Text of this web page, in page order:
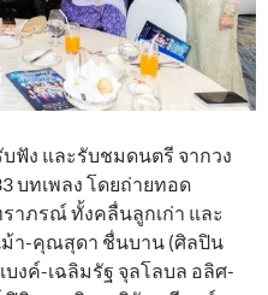
ฟัง และรับชมดนตรี จากวง
บทเพลง โดยถ่ายทอด
าภรณ์ ทั้งคลื่นลูกเก่า และ
า-คุณสุดา ชื่นบาน (ศิลปิน
งค์-เฉลิมรัฐ จุลโลบล อลิศ-